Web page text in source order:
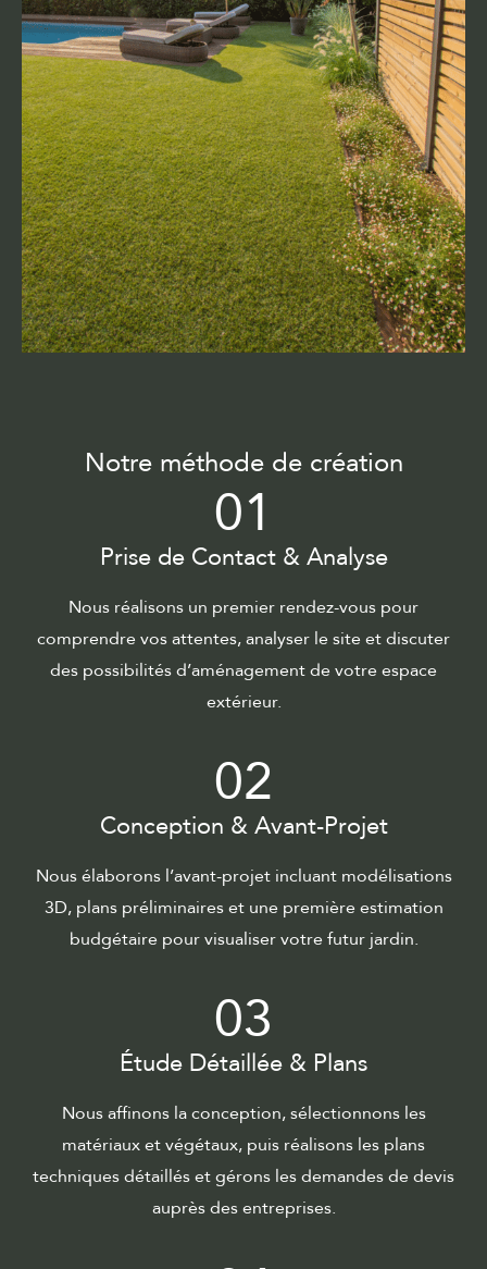
Notre méthode de création
01
Prise de Contact & Analyse
Nous réalisons un premier rendez-vous pour
comprendre vos attentes, analyser le site et discuter
des possibilités d’aménagement de votre espace
extérieur.
02
Conception & Avant-Projet
Nous élaborons l’avant-projet incluant modélisations
3D, plans préliminaires et une première estimation
budgétaire pour visualiser votre futur jardin.
03
Étude Détaillée & Plans
Nous affinons la conception, sélectionnons les
matériaux et végétaux, puis réalisons les plans
techniques détaillés et gérons les demandes de devis
auprès des entreprises.